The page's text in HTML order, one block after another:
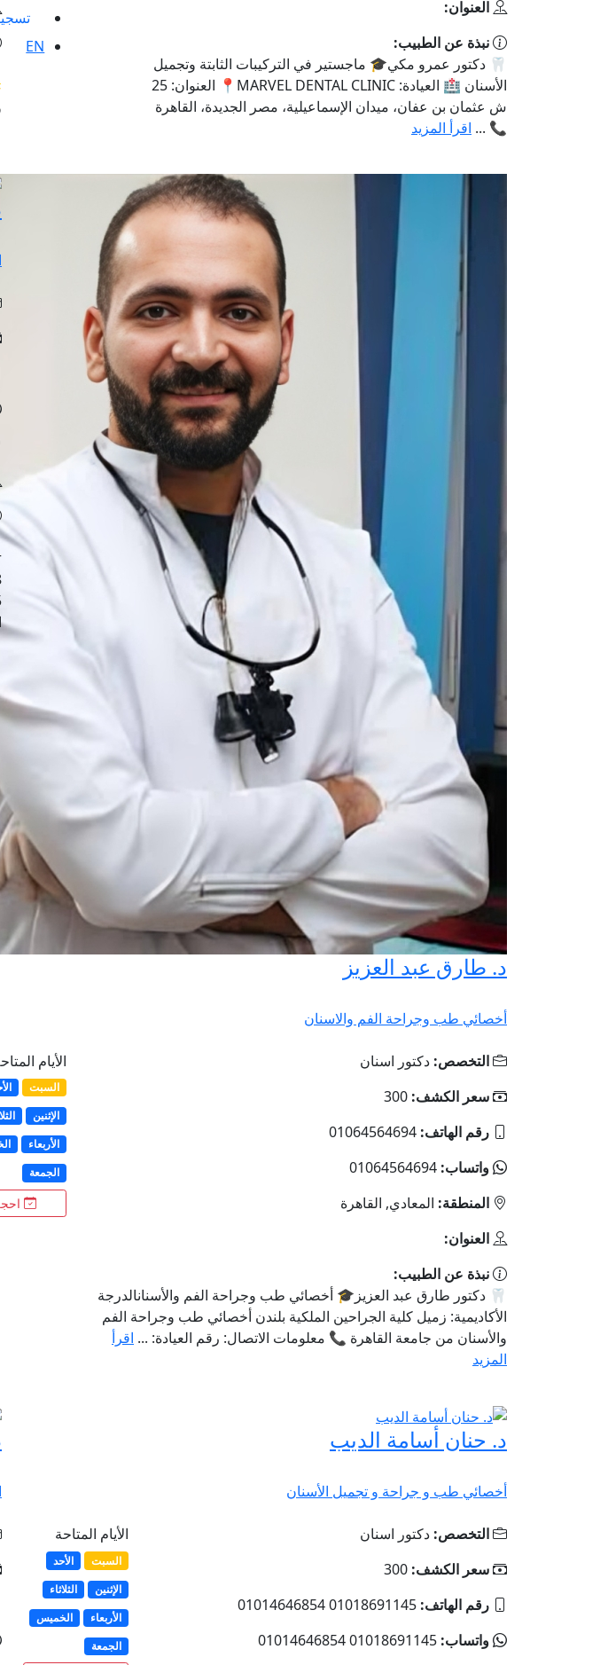
EN
العنوان:
نبذة عن الطبيب:
🦷 دكتور عمرو مكي🎓 ماجستير في التركيبات الثابتة وتجميل
الأسنان 🏥 العيادة: MARVEL DENTAL CLINIC📍 العنوان: 25
ش عثمان بن عفان، ميدان الإسماعيلية، مصر الجديدة، القاهرة
📞 ... اقرأ المزيد
د. طارق عبد العزيز
أخصائي طب وجراحة الفم والاسنان
التخصص: دكتور اسنان
سعر الكشف: 300
رقم الهاتف: 01064564694
واتساب: 01064564694
المنطقة: المعادي, القاهرة
العنوان:
نبذة عن الطبيب:
🦷 دكتور طارق عبد العزيز🎓 أخصائي طب وجراحة الفم والأسنانالدرجة
الأكاديمية: زميل كلية الجراحين الملكية بلندن أخصائي طب وجراحة الفم
والأسنان من جامعة القاهرة 📞 معلومات الاتصال: رقم العيادة: ... اقرأ
المزيد
الأيام
السبت
الإثنين
الأربعاء
الجمعة
د. حنان أسامة الديب
أخصائي طب و جراحة و تجميل الأسنان
التخصص: دكتور اسنان
سعر الكشف: 300
رقم الهاتف: 01018691145 01014646854
واتساب: 01018691145 01014646854
الأيام المتاحة
السبت
الأحد
الإثنين
الثلاثاء
الأربعاء
الخميس
الجمعة